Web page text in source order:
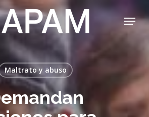
Menu
Maltrato y abuso